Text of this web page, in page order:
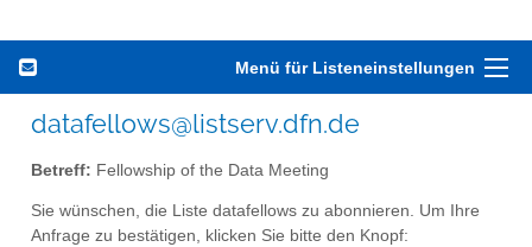
Menü für Listeneinstellungen
datafellows@listserv.dfn.de
Betreff: Fellowship of the Data Meeting
Sie wünschen, die Liste datafellows zu abonnieren. Um Ihre
Anfrage zu bestätigen, klicken Sie bitte den Knopf: